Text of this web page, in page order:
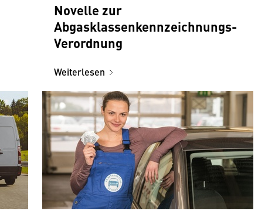
Novelle zur
Abgasklassenkennzeichnungs-
Verordnung
Weiterlesen